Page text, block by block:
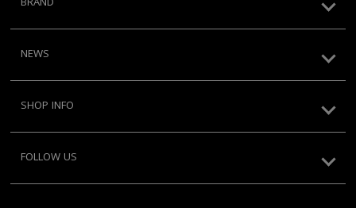
NEWS
SHOP INFO
FOLLOW US